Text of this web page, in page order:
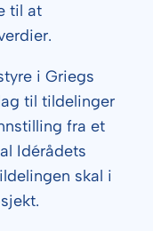
til at
i Griegs
til tildelinger
fra et
Idérådets
skal i